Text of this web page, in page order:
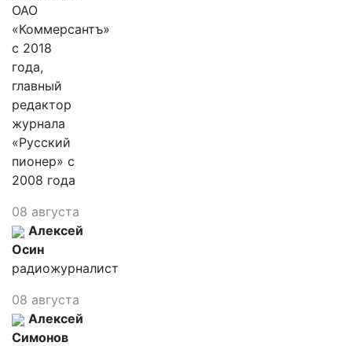
ОАО
«Коммерсантъ»
с 2018
года,
главный
редактор
журнала
«Русский
пионер» с
2008 года
08 августа
Алексей
Осин
радиожурналист
08 августа
Алексей
Симонов